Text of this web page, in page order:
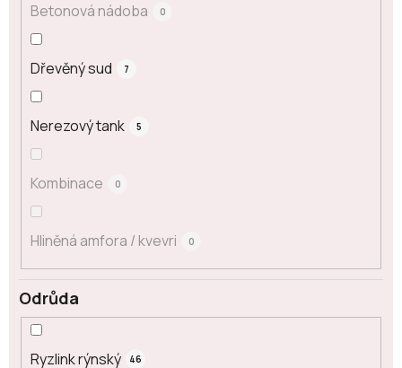
Odrůda
Ryzlink rýnský 46
Betonová nádoba 0
Dřevěný sud 7
Nerezový tank 5
Kombinace 0
Hliněná amfora / kvevri 0